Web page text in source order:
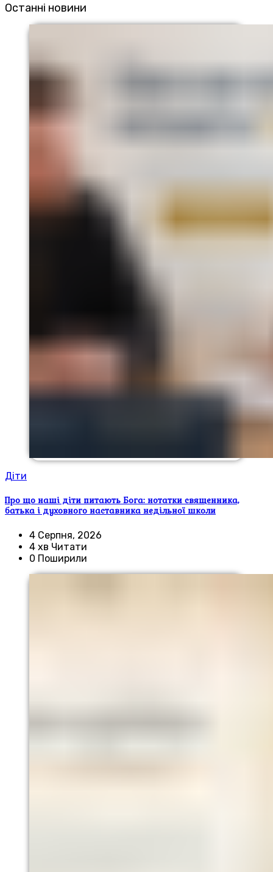
Останні новини
Діти
Про що наші діти питають Бога: нотатки священника,
батька і духовного наставника недільної школи
4 Серпня, 2026
4 хв Читати
0 Поширили